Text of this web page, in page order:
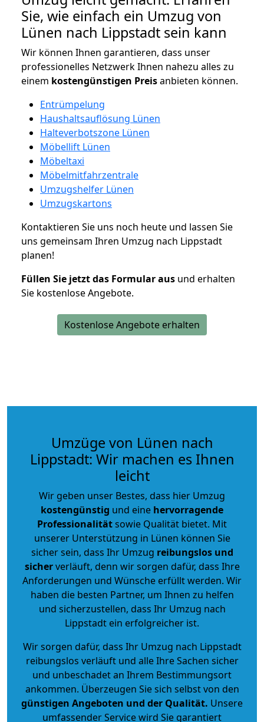
Sie, wie einfach ein Umzug von
Lünen nach Lippstadt sein kann
Wir können Ihnen garantieren, dass unser
professionelles Netzwerk Ihnen nahezu alles zu
einem kostengünstigen Preisanbieten können.
Entrümpelung
Haushaltsauflösung Lünen
Halteverbotszone Lünen
Möbellift Lünen
Möbeltaxi
Möbelmitfahrzentrale
Umzugshelfer Lünen
Umzugskartons
Kontaktieren Sie uns noch heute und lassen Sie
uns gemeinsam Ihren Umzug nach Lippstadt
planen!
Füllen Sie jetzt das Formular aus und erhalten
Sie kostenlose Angebote.
Kostenlose Angebote erhalten
Umzüge von Lünen nach
Lippstadt: Wir machen es Ihnen
leicht
Wir geben unser Bestes, dass hier Umzug
kostengünstig und eine hervorragende
Professionalitätsowie Qualität bietet. Mit
unserer Unterstützung in Lünen können Sie
sicher sein, dass Ihr Umzug reibungslos und
sicherverläuft, denn wir sorgen dafür, dass Ihre
Anforderungen und Wünsche erfüllt werden. Wir
haben die besten Partner, um Ihnen zu helfen
und sicherzustellen, dass Ihr Umzug nach
Lippstadt ein erfolgreicher ist.
Wir sorgen dafür, dass Ihr Umzug nach Lippstadt
reibungslos verläuft und alle Ihre Sachen sicher
und unbeschadet an Ihrem Bestimmungsort
ankommen. Überzeugen Sie sich selbst von den
günstigen Angeboten und der Qualität. Unsere
umfassender Service wird Sie garantiert